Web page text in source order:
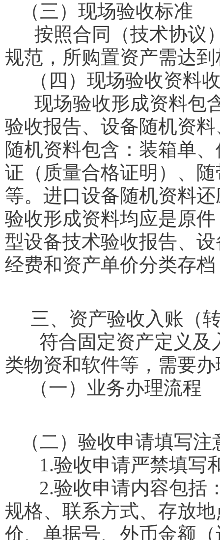
（三）现场验收标准
按照合同（技术协议
规范，所购置资产需达
（四）现场验收资料
现场验收形成资料包
验收报告、设备随机资
随机资料包含：装箱单
证（质量合格证明）、
等。进口设备随机资料
验收形成资料均应是原
型设备技术验收报告、
经费和资产单价分类存
三、资产验收入账（
符合固定资产定义及
类物资和软件等，需要
（一）业务办理流程
（二）验收申请填写注
1.验收申请严禁填写
2.验收申请内容包括
规格、联系方式、存放
价、单据号、外币金额